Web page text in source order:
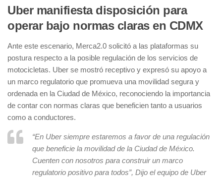
Uber manifiesta disposición para
operar bajo normas claras en CDMX
Ante este escenario, Merca2.0 solicitó a las plataformas su
postura respecto a la posible regulación de los servicios de
motocicletas. Uber se mostró receptivo y expresó su apoyo a
un marco regulatorio que promueva una movilidad segura y
ordenada en la Ciudad de México, reconociendo la importancia
de contar con normas claras que beneficien tanto a usuarios
como a conductores.
“En Uber siempre estaremos a favor de una regulación
que beneficie la movilidad de la Ciudad de México.
Cuenten con nosotros para construir un marco
regulatorio positivo para todos”, Dijo el equipo de Uber